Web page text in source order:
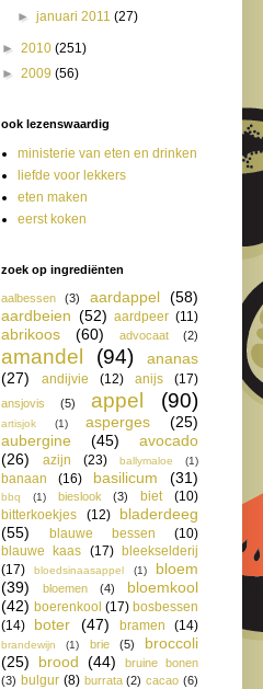
►januari 2011(27)
► 2010 (251)
► 2009 (56)
ook lezenswaardig
ministerie van eten en drinken
liefde voor lekkers
eten maken
eerst koken
zoek op ingrediënten
aalbessen (3) aardappel (58)
aardbeien (52) aardpeer (11)
abrikoos (60) advocaat (2)
amandel (94)
ananas
(27)
andijvie (12) anijs (17)
ansjovis (5) appel (90)
artisjok (1) asperges
(25)
aubergine
(45)
avocado
(26)
azijn (23) ballymaloe (1)
banaan (16) basilicum (31)
bbq (1) bieslook (3) biet
(10)
bitterkoekjes
(12)
bladerdeeg
(55)
blauwe bessen
(10)
blauwe kaas (17) bleekselderij
(17)
bloedsinaasappel (1)
bloem
(39)
bloemen (4)
bloemkool
(42) boerenkool (17) bosbessen
(14)
boter (47) bramen (14)
brandewijn (1) brie (5)
broccoli
(25)
brood (44)
bruine bonen
(3) bulgur (8) burrata (2) cacao (6)